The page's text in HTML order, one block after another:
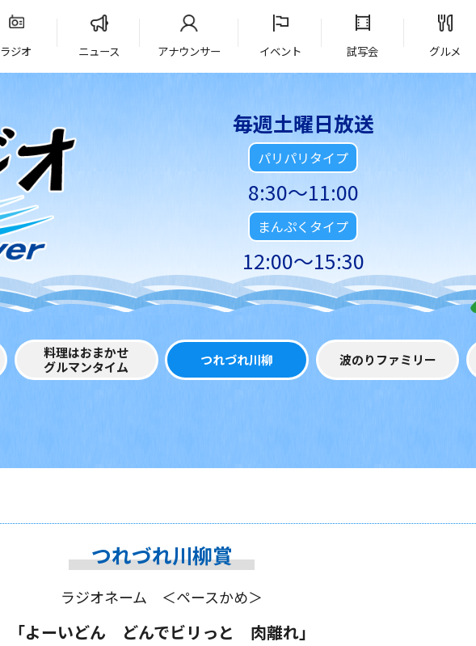
ラジオ ニュース アナウンサー イベント 試写会 グルメ
毎週土曜日放送
パリパリタイプ
8:30～11:00
まんぷくタイプ
12:00～15:30
料理はおまかせ
グルマンタイム
つれづれ川柳 波のりファミリー
つれづれ川柳賞
ラジオネーム ＜ペースかめ＞
「よーいどん どんでビリっと 肉離れ」